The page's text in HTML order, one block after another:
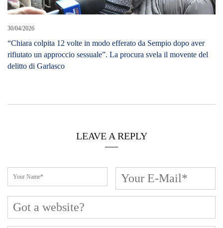
30/04/2026
“Chiara colpita 12 volte in modo efferato da Sempio dopo aver
rifiutato un approccio sessuale”. La procura svela il movente del
delitto di Garlasco
LEAVE A REPLY